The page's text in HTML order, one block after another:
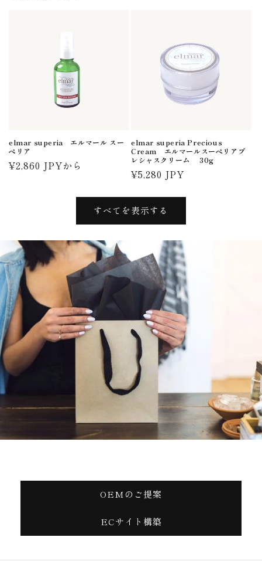
elmar superia エルマール スー
ペリア
通
¥2,860 JPYから
elmar superia Precious
Cream エルマールスーペリアプ
レシャスクリーム 30g
通
格
¥5,280 JPY
すべてを表示する
OEMのご提案
ECサイト構築